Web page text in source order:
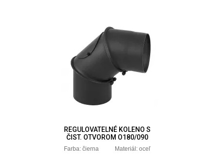
REGULOVATELNÉ KOLENO S
ČIST. OTVOROM O180/090
Farba: čierna Materiál: oceľ